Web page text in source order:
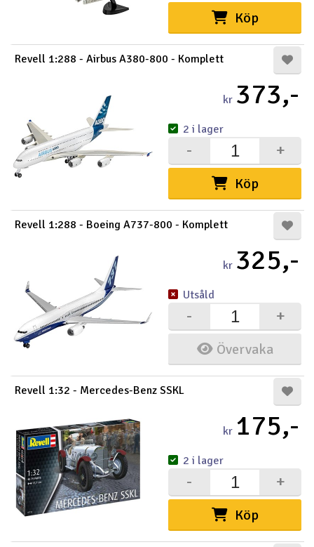
Köp
Revell 1:288 - Airbus A380-800 - Komplett
kr 373,-
Köp
+
-
2 i lager
Revell 1:288 - Boeing A737-800 - Komplett
kr 325,-
Övervaka
+
-
Utsåld
Revell 1:32 - Mercedes-Benz SSKL
kr 175,-
Köp
+
-
2 i lager